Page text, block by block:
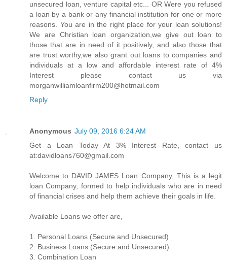
unsecured loan, venture capital etc... OR Were you refused
a loan by a bank or any financial institution for one or more
reasons. You are in the right place for your loan solutions!
We are Christian loan organization,we give out loan to
those that are in need of it positively, and also those that
are trust worthy,we also grant out loans to companies and
individuals at a low and affordable interest rate of 4%
Interest please contact us via
morganwilliamloanfirm200@hotmail.com
Reply
Anonymous July 09, 2016 6:24 AM
Get a Loan Today At 3% Interest Rate, contact us
at:davidloans760@gmail.com
Welcome to DAVID JAMES Loan Company, This is a legit
loan Company, formed to help individuals who are in need
of financial crises and help them achieve their goals in life.
Available Loans we offer are,
1. Personal Loans (Secure and Unsecured)
2. Business Loans (Secure and Unsecured)
3. Combination Loan